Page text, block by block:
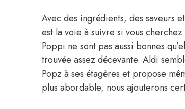
Avec des ingrédients, des saveurs
est la voie à suivre si vous
Poppi ne sont pas aussi bonnes
trouvée assez décevante. Aldi
Popz à ses étagères et propose
plus abordable, nous ajouterons